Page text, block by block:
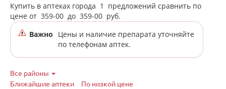
Купить в аптеках города 1
предложений сравнить по
цене от 359-00 до 359-00 руб.
Важно
Цены и наличие препарата уточняйте
по телефонам аптек.
Все районы
Ближайшие аптеки
По низкой цене